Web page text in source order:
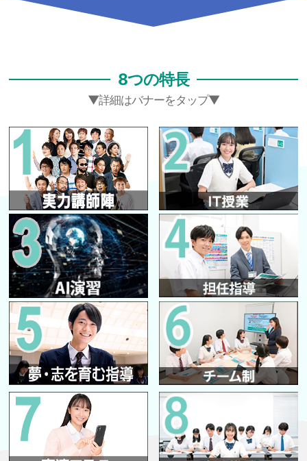
8つの特長
▼詳細はバナーをタップ▼